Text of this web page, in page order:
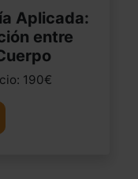
Aplicada:
entre
190€